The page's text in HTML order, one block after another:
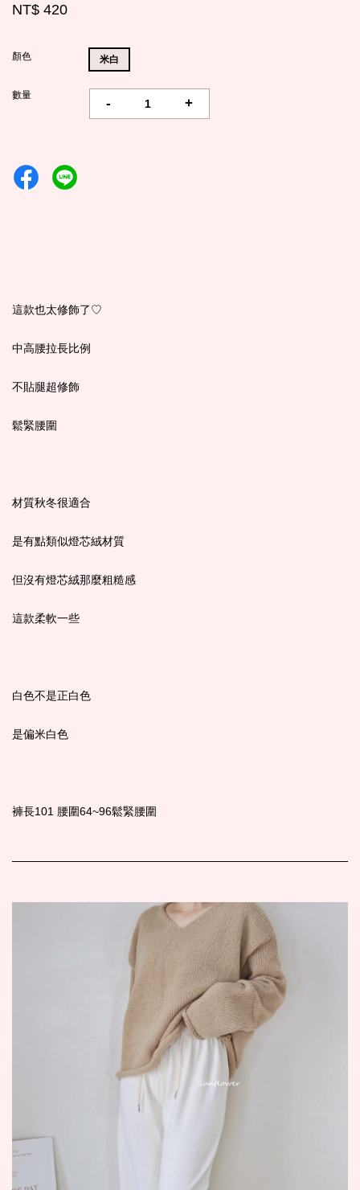
NT$ 420
顏色 米白
數量
- +
這款也太修飾了♡
中高腰拉長比例
不貼腿超修飾
鬆緊腰圍
材質秋冬很適合
是有點類似燈芯絨材質
但沒有燈芯絨那麼粗糙感
這款柔軟一些
白色不是正白色
是偏米白色
褲長101 腰圍64~96鬆緊腰圍